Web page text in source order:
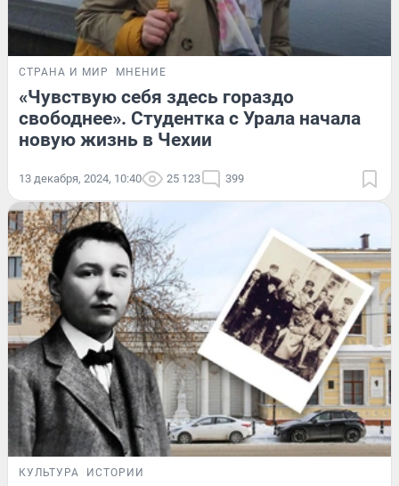
СТРАНА И МИР МНЕНИЕ
«Чувствую себя здесь гораздо
свободнее». Студентка с Урала начала
новую жизнь в Чехии
13 декабря, 2024, 10:40 25 123 399
КУЛЬТУРА ИСТОРИИ